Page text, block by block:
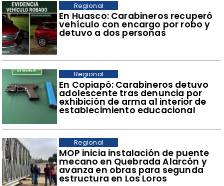
​En Huasco: Carabineros recuperó
vehículo con encargo por robo y
detuvo a dos personas
Regional
​En Copiapó: Carabineros detuvo
adolescente tras denuncia por
exhibición de arma al interior de
establecimiento educacional
Regional
​MOP inicia instalación de puente
mecano en Quebrada Alarcón y
avanza en obras para segunda
estructura en Los Loros
Regional